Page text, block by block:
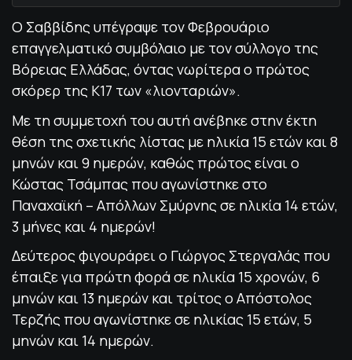
Ο Σαββίδης υπέγραψε τον Φεβρουάριο
επαγγελματικό συμβόλαιο με τον σύλλογο της
Βόρειας Ελλάδας, όντας νωρίτερα ο πρώτος
σκόρερ της Κ17 των «λιονταριών».
Με τη συμμετοχή του αυτή ανέβηκε στην έκτη
θέση της σχετικής λίστας με ηλικία 15 ετών και 8
μηνών και 9 ημερών, καθώς πρώτος είναι ο
Κώστας Τσάμπας που αγωνίστηκε στο
Παναχαϊκή – Απόλλων Σμύρνης σε ηλικία 14 ετών,
3 μήνες και 4 ημερών!
Δεύτερος φιγουράρει ο Γιώργος Στεργαλάς που
έπαιξε για πρώτη φορά σε ηλικία 15 χρονών, 6
μηνών και 13 ημερών και τρίτος ο Απόστολος
Τερζής που αγωνίστηκε σε ηλικίας 15 ετών, 5
μηνών και 14 ημερών.